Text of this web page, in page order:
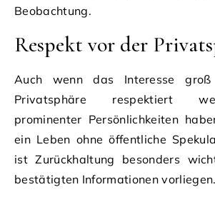
Beobachtung.
Respekt vor der
Auch wenn das Interesse
Privatsphäre respektiert
prominenter Persönlichkeiten
ein Leben ohne öffentliche
ist Zurückhaltung besonders
bestätigten Informationen vorliegen.